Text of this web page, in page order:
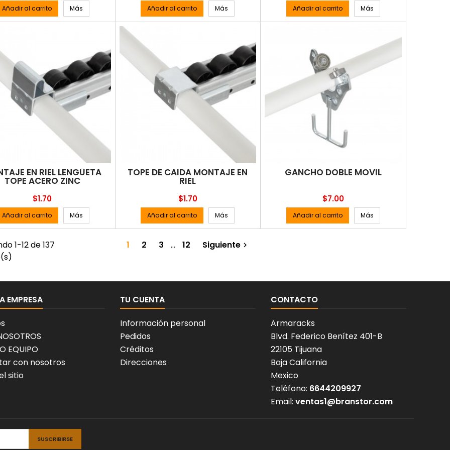
Añadir al carrito Más Añadir al carrito Más Añadir al carrito Más
EN RIEL LENGÜETA
TOPE ACERO ZINC
Precio
$1.70
Añadir al carrito Más
TOPE DE CAIDA MONTAJE EN
RIEL
Precio
$1.70
Añadir al carrito Más
GANCHO DOBLE MOVIL
Precio
$7.00
Añadir al carrito Más
1-12 de 137
1 2 3 … 12 Siguiente
EMPRESA
EQUIPO
con nosotros
sitio
TU CUENTA
Información personal
Pedidos
Créditos
Direcciones
CONTACTO
Armaracks
Blvd. Federico Benítez 401-B
22105 Tijuana
Baja California
Mexico
Teléfono: 6644209927
Email: ventas1@branstor.com